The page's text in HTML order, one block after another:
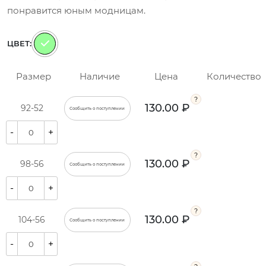
понравится юным модницам.
ЦВЕТ:
Размер Наличие Цена Количество
92-52 Сообщить о поступлении 130.00 ₽
- +
98-56 Сообщить о поступлении 130.00 ₽
- +
104-56 Сообщить о поступлении 130.00 ₽
- +